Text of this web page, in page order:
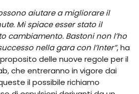
aiutare a migliorare il
Mi spiace esser stato il
cambiamento. Bastoni non l’ho
nella gara con l’Inter”, ha
delle nuove regole per il
che entreranno in vigore dai
il possibile richiamo